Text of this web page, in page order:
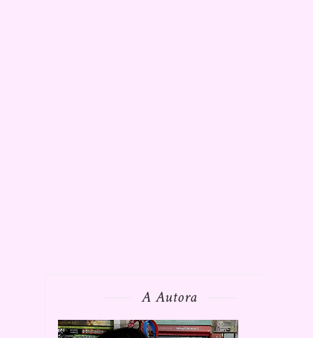
A Autora